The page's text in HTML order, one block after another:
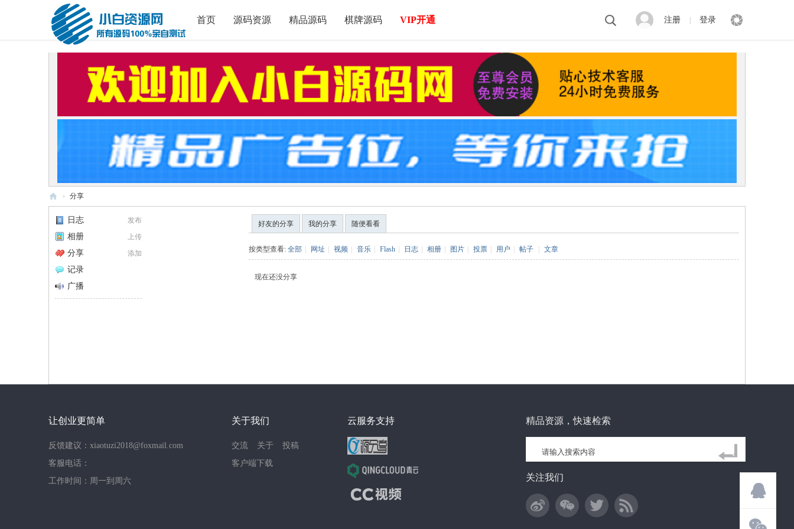
首页 源码资源 精品源码 棋牌源码 VIP开通 注册 登录
白
码
› 分享
发布
日志
上传
相册
添加
分享
记录
广播
好友的分享 我的分享 随便看看
按类型查看: 全部 | 网址 | 视频 | 音乐 | Flash | 日志 | 相册 | 图片 | 投票 | 用户 | 帖子 | 文章
现在还没分享
让创业更简单
反馈建议：xiaotuzi2018@foxmail.com
客服电话：
工作时间：周一到周六
关于我们
交流 关于
投稿
客户端下载
云服务支持 精品资源，快速检索
关注我们